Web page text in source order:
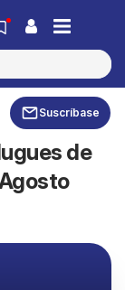
Suscríbase
de